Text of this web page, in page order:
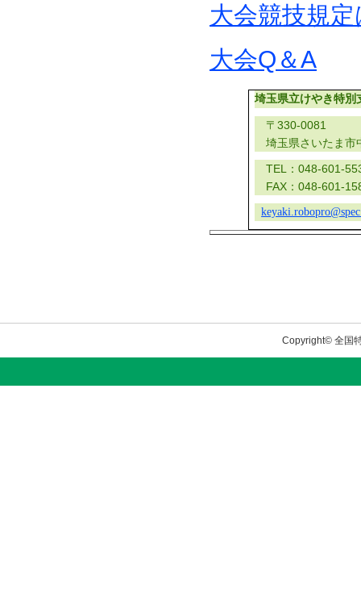
大会競技規
大会Q＆A
埼玉県立けやき特別
〒330-0081
埼玉県さいたま市
TEL
：048-601-
FAX ：048-601-
Copyright© 全国